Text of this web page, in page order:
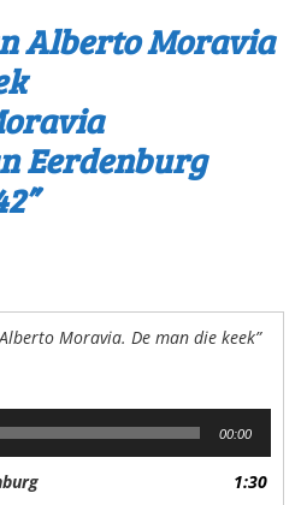
Alberto Moravia
Eerdenburg
Moravia. De man die keek”
00:00
1:30